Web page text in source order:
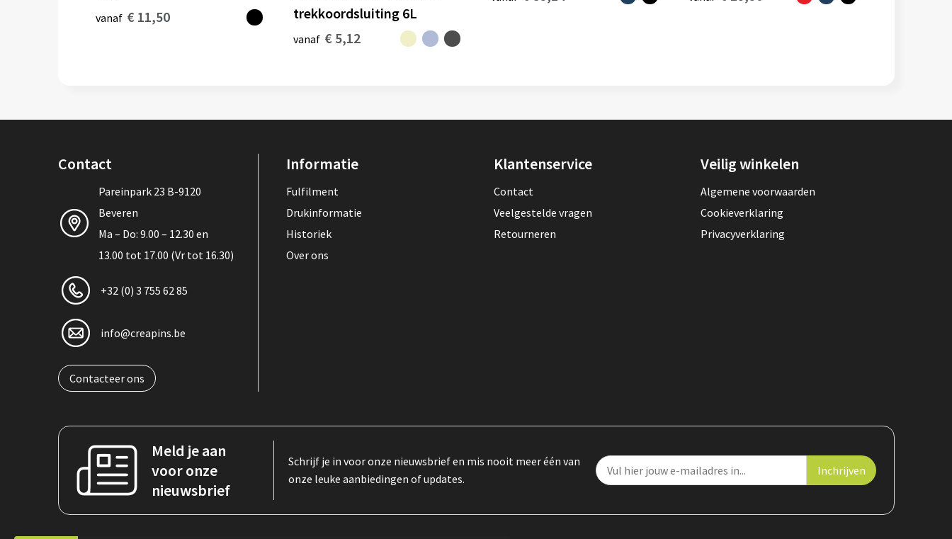
vanaf € 11,50
trekkoordsluiting 6L
vanaf € 5,12
Contact
Pareinpark 23 B-9120
Beveren
Ma – Do: 9.00 – 12.30 en
13.00 tot 17.00 (Vr tot 16.30)
+32 (0) 3 755 62 85
info@creapins.be
Contacteer ons
Informatie
Fulfilment
Drukinformatie
Historiek
Over ons
Klantenservice
Contact
Veelgestelde vragen
Retourneren
Veilig winkelen
Algemene voorwaarden
Cookieverklaring
Privacyverklaring
Meld je aan
voor onze
nieuwsbrief
Schrijf je in voor onze nieuwsbrief en mis nooit meer één van
onze leuke aanbiedingen of updates.